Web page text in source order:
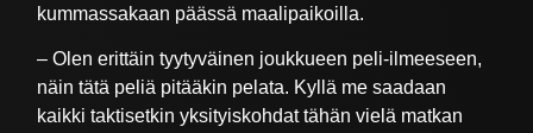
kummassakaan päässä maalipaikoilla.
– Olen erittäin tyytyväinen joukkueen peli-ilmeeseen,
näin tätä peliä pitääkin pelata. Kyllä me saadaan
kaikki taktisetkin yksityiskohdat tähän vielä matkan